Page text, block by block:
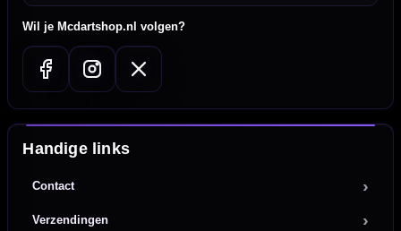
Wil je Mcdartshop.nl volgen?
Handige links
Contact
Verzendingen